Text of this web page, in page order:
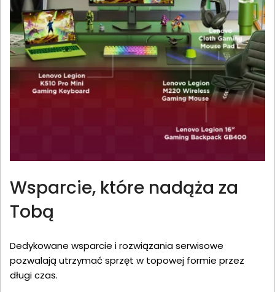
Wsparcie, które nadąża za
Tobą
Dedykowane wsparcie i rozwiązania serwisowe
pozwalają utrzymać sprzęt w topowej formie przez
długi czas.